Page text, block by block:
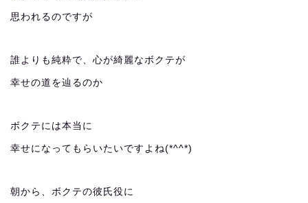
思われるのですが
誰よりも純粋で、心が綺麗なボクテが
幸せの道を辿るのか
ボクテには本当に
幸せになってもらいたいですよね(*^^*)
朝から、ボクテの彼氏役に